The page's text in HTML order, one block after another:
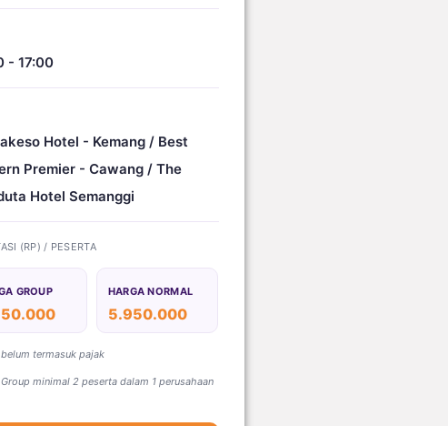
- 17:00
Hotel - Kemang / Best
Premier - Cawang / The
Hotel Semanggi
(RP) / PESERTA
GROUP HARGA NORMAL
5.950.000
termasuk pajak
minimal 2 peserta dalam 1 perusahaan